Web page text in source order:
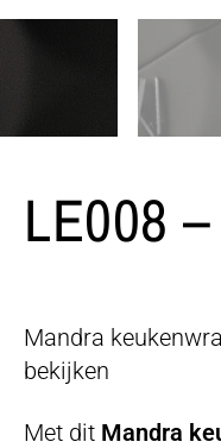
LE008
Mandra
bekijken
Met dit Mandra